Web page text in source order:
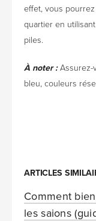
effet, vous
quartier en
piles.
À noter : Assurez-
bleu, couleurs
ARTICLES
Comment
les saions